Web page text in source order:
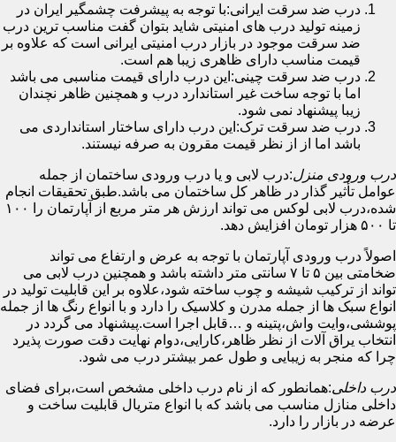
درب ضد سرقت ایرانی:با توجه به پیشرفت چشمگیر ایران در
زمینه تولید درب های امنیتی شاید بتوان گفت مناسب ترین درب
ضد سرقت موجود در بازار درب امنیتی ایرانی است که علاوه بر
قیمت مناسب دارای ظاهری زیبا هم است.
درب ضد سرقت چینی:این درب دارای قیمت مناسبی می باشد
اما با توجه ساخت غیر استاندارد درب و همچنین ظاهر نچندان
زیبا پیشنهاد نمی شود.
درب ضد سرقت ترک:این درب دارای ساختار استانداردی می
باشد اما از از نظر قیمت مقرون به صرفه نیستند.
درب ورودی منزل:درب لابی و یا درب ورودی ساختمان از جمله
عوامل تأثیر گذار در ظاهر کل ساختمان می باشد.طبق تحقیقات انجام
شده،درب لابی لوکس می تواند ارزش هر متر مربع از آپارتمان را ۱۰۰
تا ۵۰۰ هزار تومان افزایش دهد.
اصولاً درب ورودی آپارتمان با توجه به عرض و ارتفاع می تواند
ضخامتی بین ۵ تا ۷ سانتی متر داشته باشد و همچنین درب لابی می
تواند از ترکیب شیشه و چوب ساخته شود،علاوه بر این قابلیت تولید در
انواع سبک ها از جمله مدرن و کلاسیک را دارد و با انواع رنگ ها از جمله
پوششی،وایت واش،پتینه و …قابل اجرا است.پیشنهاد می گردد در
انتخاب یراق آلات از نظر ظاهر،کارایی،دوام نهایت دقت صورت پذیرد
چرا که منجر به زیبایی و طول عمر بیشتر درب می شود.
درب داخلی:همانطور که از نام درب داخلی مشخص است،برای فضای
داخلی منازل مناسب می باشد که با انواع متریال قابلیت ساخت و
عرضه در بازار را دارد.